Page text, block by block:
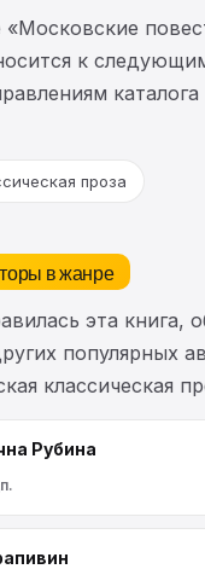
к
каталога
проза
в жанре
эта книга,
популярных
классическая
Рубина